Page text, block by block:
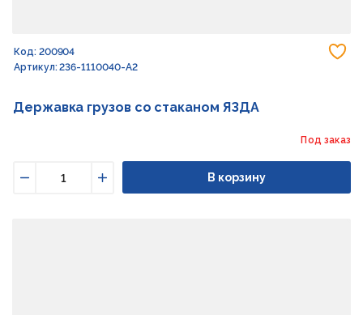
Код: 200904
Артикул: 236-1110040-А2
Державка грузов со стаканом ЯЗДА
Под заказ
Увеличить
В корзину